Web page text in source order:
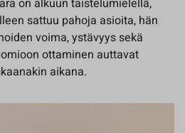
on alkuun taistelumielellä,
sattuu pahoja asioita, hän
voima, ystävyys sekä
ottaminen auttavat
aikana.